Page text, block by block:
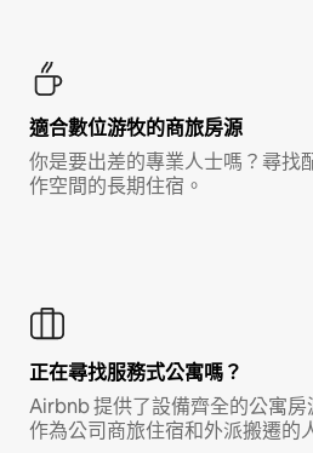
適合數位游牧的商旅房源
你是要出差的專業人士嗎？尋找
作空間的長期住宿。
正在尋找服務式公寓嗎？
Airbnb 提供了設備齊全的公寓房
作為公司商旅住宿和外派搬遷的